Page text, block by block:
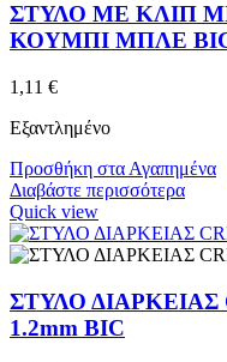
ΣΤΥΛΟ ΜΕ ΚΛΙΠ
ΚΟΥΜΠΙ ΜΠΛΕ
1,11 €
Εξαντλημένο
Προσθήκη στα Αγαπημένα
Διαβάστε περισσότερα
Quick view
ΣΤΥΛΟ ΔΙΑΡΚΕΙΑΣ
1.2mm BIC